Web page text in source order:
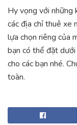
Hy vọng với những
các địa chỉ thuê xe
lựa chọn riêng của
bạn có thể đặt
cho các bạn nhé.
toàn.